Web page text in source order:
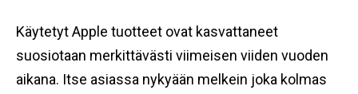
Käytetyt Apple tuotteet ovat kasvattaneet
suosiotaan merkittävästi viimeisen viiden vuoden
aikana. Itse asiassa nykyään melkein joka kolmas